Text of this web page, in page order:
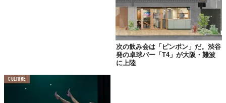
次の飲み会は「ピンポン」だ。渋谷
発の卓球バー「T4」が大阪・難波
に上陸
CULTURE